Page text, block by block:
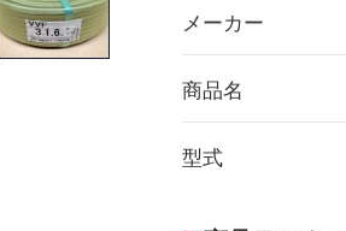
メーカー
商品名
型式